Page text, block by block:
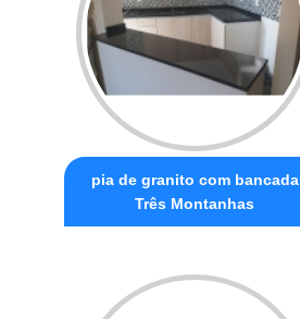
pia de granito com bancada
Três Montanhas